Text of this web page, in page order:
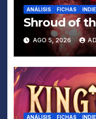
ANÁLISIS FICHAS
Shroud of
AGO 5, 2026
ANÁLISIS FICHAS